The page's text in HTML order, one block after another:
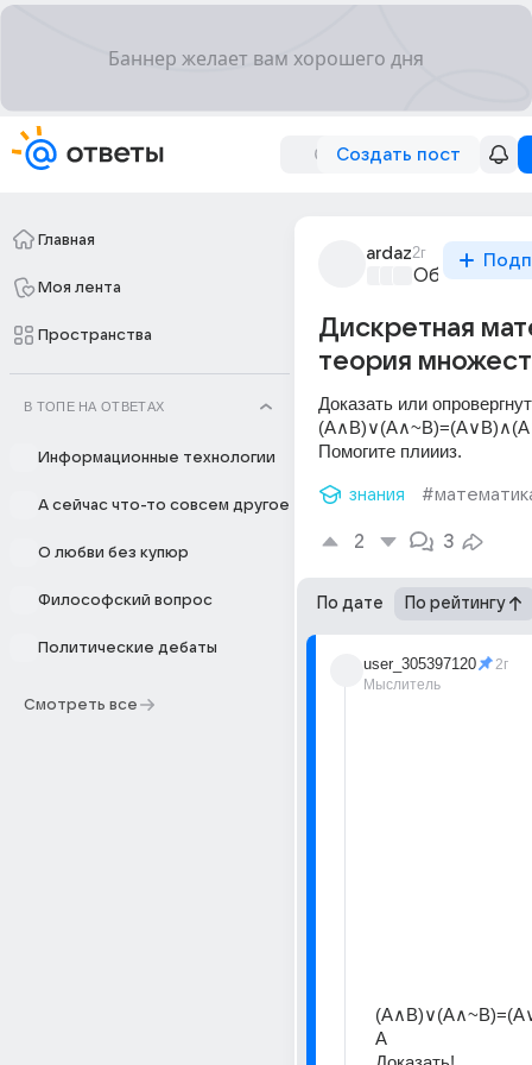
Создать пост
Главная
Моя лента
Пространства
В ТОПЕ НА ОТВЕТАХ
Информационные технологии
А сейчас что-то совсем другое
О любви без купюр
Философский вопрос
Политические дебаты
Смотреть все
ardaz2г
Дискретная
теория
Доказать или
Помогите плиииз.
знания
2 3
По дате По рейтингу
user_305397120
Мыслитель
2г
A